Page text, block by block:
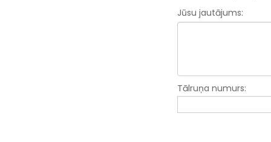
Jūsu jautājums:
Tālruņa numurs: